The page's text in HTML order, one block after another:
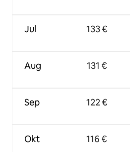
Jul
Aug
Sep
Okt
133 €
131 €
122 €
116 €